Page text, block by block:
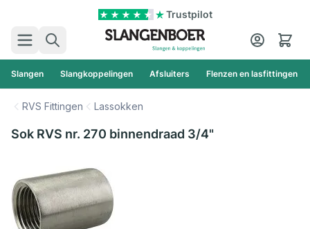
Trustpilot
Zoek
Cart
Slangen Slangkoppelingen Afsluiters Flenzen en lasfittingen
RVS Fittingen Lassokken
Sok RVS nr. 270 binnendraad 3/4"